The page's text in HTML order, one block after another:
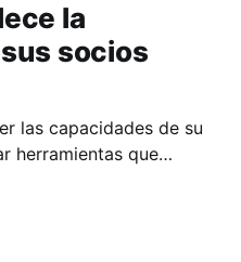
la
socios
las capacidades de su
herramientas que
una capacitación